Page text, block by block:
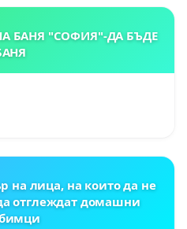
БАНЯ "СОФИЯ"-ДА БЪДЕ
на лица, на които да не
отглеждат домашни